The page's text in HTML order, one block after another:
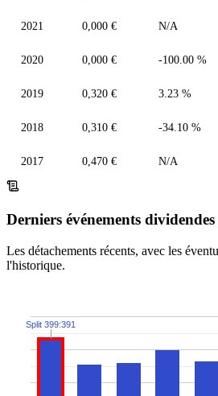
2021 0,000 € N/A
2020 0,000 € -100.00 %
2019 0,320 € 3.23 %
2018 0,310 € -34.10 %
2017 0,470 € N/A
Derniers événements dividendes
Les détachements récents, avec les
l'historique.
Split 399:391